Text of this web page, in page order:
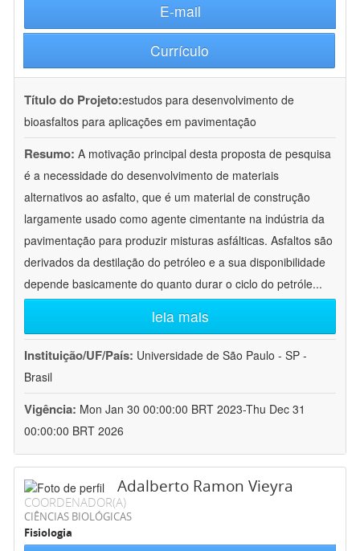
E-mail
Currículo
Título do Projeto:estudos para desenvolvimento de
bioasfaltos para aplicações em pavimentação
Resumo: A motivação principal desta proposta de pesquisa
é a necessidade do desenvolvimento de materiais
alternativos ao asfalto, que é um material de construção
largamente usado como agente cimentante na indústria da
pavimentação para produzir misturas asfálticas. Asfaltos são
derivados da destilação do petróleo e a sua disponibilidade
depende basicamente do quanto durar o ciclo do petróle...
leia mais
Instituição/UF/País: Universidade de São Paulo - SP -
Brasil
Vigência: Mon Jan 30 00:00:00 BRT 2023-Thu Dec 31
00:00:00 BRT 2026
Adalberto Ramon Vieyra
COORDENADOR(A)
CIÊNCIAS BIOLÓGICAS
Fisiologia